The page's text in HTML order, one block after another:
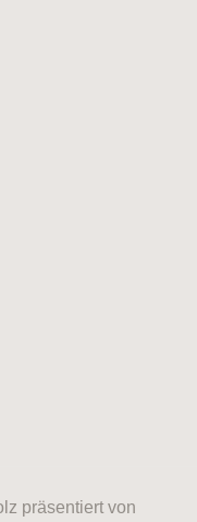
präsentiert von